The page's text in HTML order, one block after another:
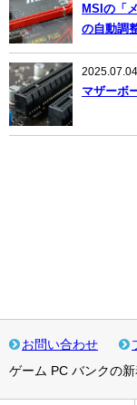
MSIの「
の自動調
2025.07.04
マザーボ
お問い合わせ
ゲーム PC バンクの